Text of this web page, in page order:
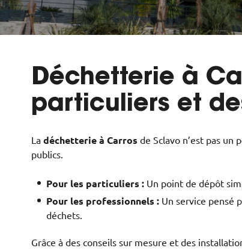
Déchetterie à
particuliers et
La déchetterie à Carros de Sclavo n’est pas un
publics.
Pour les particuliers : Un point de dépôt
Pour les professionnels : Un service pensé
déchets.
Grâce à des conseils sur mesure et des